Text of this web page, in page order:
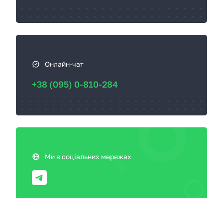
Онлайн-чат
+38 (095) 0-810-284
Ми в соціальних мережах